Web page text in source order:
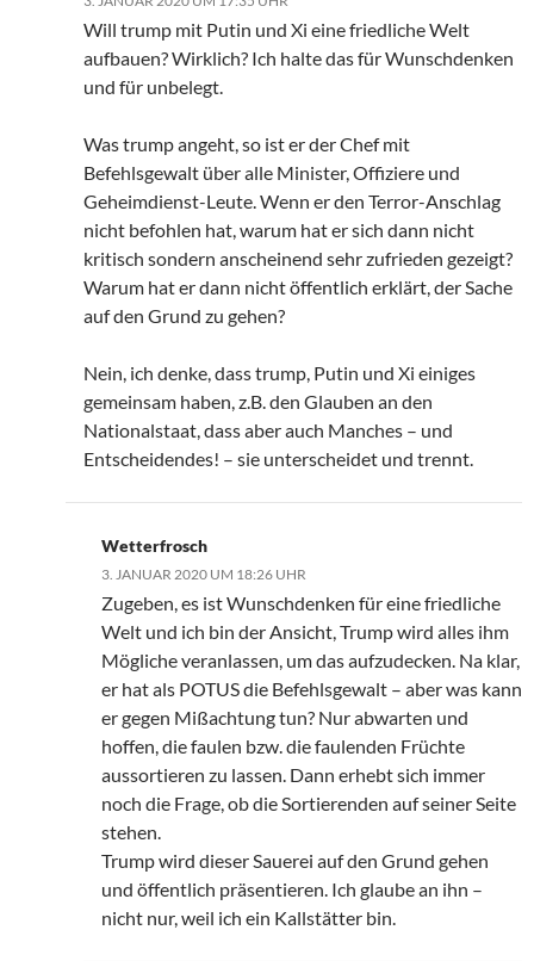
Will trump mit Putin und Xi eine friedliche Welt
aufbauen? Wirklich? Ich halte das für Wunschdenken
und für unbelegt.
Was trump angeht, so ist er der Chef mit
Befehlsgewalt über alle Minister, Offiziere und
Geheimdienst-Leute. Wenn er den Terror-Anschlag
nicht befohlen hat, warum hat er sich dann nicht
kritisch sondern anscheinend sehr zufrieden gezeigt?
Warum hat er dann nicht öffentlich erklärt, der Sache
auf den Grund zu gehen?
Nein, ich denke, dass trump, Putin und Xi einiges
gemeinsam haben, z.B. den Glauben an den
Nationalstaat, dass aber auch Manches – und
Entscheidendes! – sie unterscheidet und trennt.
Wetterfrosch
3. JANUAR 2020 UM 18:26 UHR
Zugeben, es ist Wunschdenken für eine friedliche
Welt und ich bin der Ansicht, Trump wird alles ihm
Mögliche veranlassen, um das aufzudecken. Na klar,
er hat als POTUS die Befehlsgewalt – aber was kann
er gegen Mißachtung tun? Nur abwarten und
hoffen, die faulen bzw. die faulenden Früchte
aussortieren zu lassen. Dann erhebt sich immer
noch die Frage, ob die Sortierenden auf seiner Seite
stehen.
Trump wird dieser Sauerei auf den Grund gehen
und öffentlich präsentieren. Ich glaube an ihn –
nicht nur, weil ich ein Kallstätter bin.